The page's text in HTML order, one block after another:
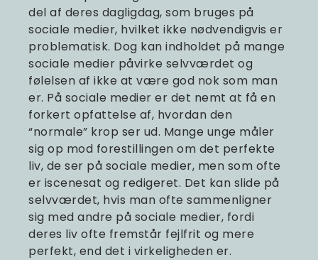
del af deres dagligdag, som bruges på
sociale medier, hvilket ikke nødvendigvis er
problematisk. Dog kan indholdet på mange
sociale medier påvirke selvværdet og
følelsen af ikke at være god nok som man
er. På sociale medier er det nemt at få en
forkert opfattelse af, hvordan den
“normale” krop ser ud. Mange unge måler
sig op mod forestillingen om det perfekte
liv, de ser på sociale medier, men som ofte
er iscenesat og redigeret. Det kan slide på
selvværdet, hvis man ofte sammenligner
sig med andre på sociale medier, fordi
deres liv ofte fremstår fejlfrit og mere
perfekt, end det i virkeligheden er.